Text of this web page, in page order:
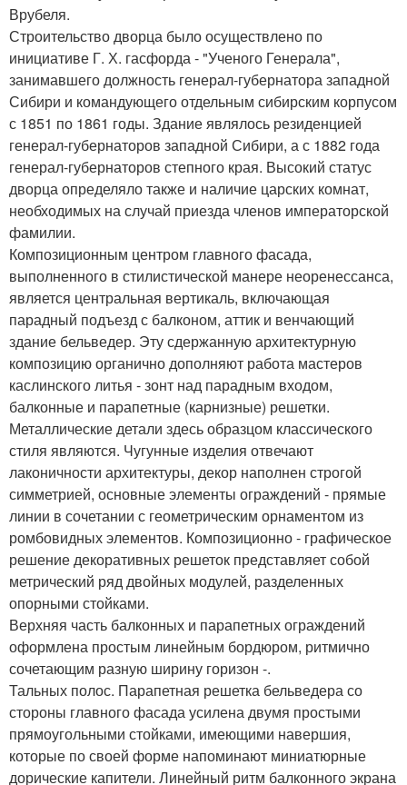
Врубеля.
Строительство дворца было осуществлено по
инициативе Г. Х. гасфорда - "Ученого Генерала",
занимавшего должность генерал-губернатора западной
Сибири и командующего отдельным сибирским корпусом
с 1851 по 1861 годы. Здание являлось резиденцией
генерал-губернаторов западной Сибири, а с 1882 года
генерал-губернаторов степного края. Высокий статус
дворца определяло также и наличие царских комнат,
необходимых на случай приезда членов императорской
фамилии.
Композиционным центром главного фасада,
выполненного в стилистической манере неоренессанса,
является центральная вертикаль, включающая
парадный подъезд с балконом, аттик и венчающий
здание бельведер. Эту сдержанную архитектурную
композицию органично дополняют работа мастеров
каслинского литья - зонт над парадным входом,
балконные и парапетные (карнизные) решетки.
Металлические детали здесь образцом классического
стиля являются. Чугунные изделия отвечают
лаконичности архитектуры, декор наполнен строгой
симметрией, основные элементы ограждений - прямые
линии в сочетании с геометрическим орнаментом из
ромбовидных элементов. Композиционно - графическое
решение декоративных решеток представляет собой
метрический ряд двойных модулей, разделенных
опорными стойками.
Верхняя часть балконных и парапетных ограждений
оформлена простым линейным бордюром, ритмично
сочетающим разную ширину горизон -.
Тальных полос. Парапетная решетка бельведера со
стороны главного фасада усилена двумя простыми
прямоугольными стойками, имеющими навершия,
которые по своей форме напоминают миниатюрные
дорические капители. Линейный ритм балконного экрана